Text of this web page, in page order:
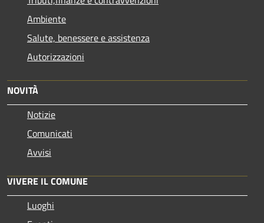
Ambiente
Salute, benessere e assistenza
Autorizzazioni
NOVITÀ
Notizie
Comunicati
Avvisi
VIVERE IL COMUNE
Luoghi